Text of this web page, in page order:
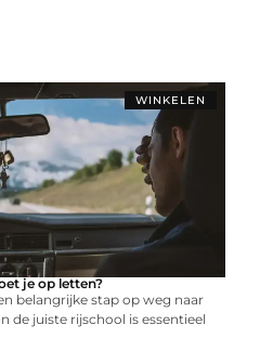
WINKELEN
je op letten?
belangrijke stap op weg naar
de juiste rijschool is essentieel